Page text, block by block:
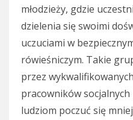
młodzieży, gdzie
dzielenia się swoimi
uczuciami w
rówieśniczym. Takie
przez
pracowników socjalnych
ludziom poczuć się